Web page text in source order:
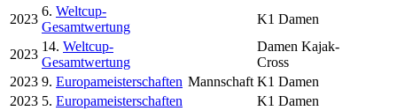
2023
6. Weltcup-
Gesamtwertung
K1 Damen
2023
14. Weltcup-
Gesamtwertung
Damen Kajak-
Cross
2023 9. Europameisterschaften Mannschaft K1 Damen
2023 5. Europameisterschaften
K1 Damen